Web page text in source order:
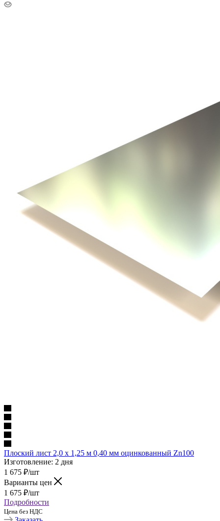
Плоский лист 2,0 х 1,25 м 0,40 мм оцинкованный Zn100
Изготовление: 2 дня
1 675 ₽/шт
Варианты цен
1 675 ₽/шт
Подробности
Цена без НДС